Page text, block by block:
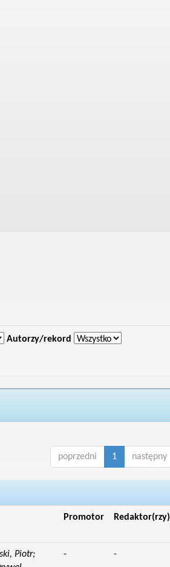
Autorzy/rekord
poprzedni 1 następny
Promotor Redaktor(rzy)
Piotr;
- -